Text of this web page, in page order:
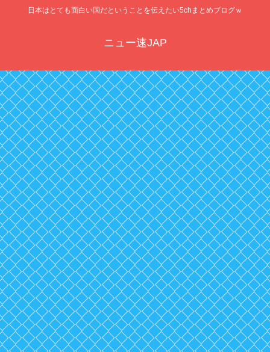
日本はとても面白い国だということを伝えたい5chまとめブログｗ
ニュー速JAP